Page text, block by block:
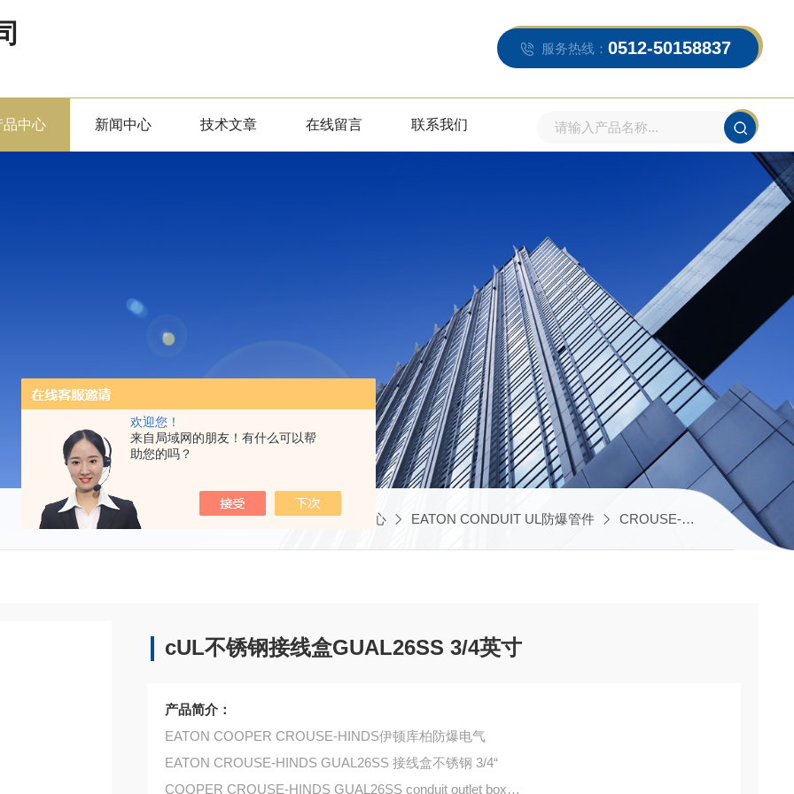
欢迎您！
来自局域网的朋友！有什么可以帮
助您的吗？
服务热线： 0512-50158837
品中心 新闻中心 技术文章 在线留言 联系我们
当前位置：首页 产品中心 EATON CONDUIT UL防爆管件 CROUSE-HINDS UL接线盒
cUL不锈钢接线盒GUAL26SS 3/4英寸
产品简介：
EATON COOPER CROUSE-HINDS伊顿库柏防爆电气
EATON CROUSE-HINDS GUAL26SS 接线盒不锈钢 3/4“
COOPER CROUSE-HINDS GUAL26SS conduit outlet box